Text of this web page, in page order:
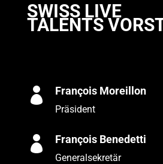
SWISS LIVE
TALENTS
 François Moreillon
Präsident
 François Benedetti
Generalsekretär